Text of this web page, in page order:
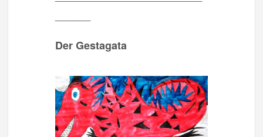
Der Gestagata